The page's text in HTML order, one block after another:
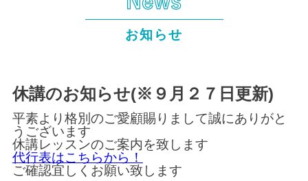
お知らせ
休講のお知らせ(※９月２７日更新)
平素より格別のご愛顧賜りまして誠にありがと
うございます
休講レッスンのご案内を致します
代行表はこちらから！
ご確認宜しくお願い致します